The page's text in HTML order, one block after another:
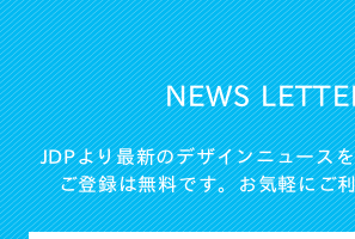
NEWS
JDPより最新のデザインニュース
ご登録は無料です。お気軽にご